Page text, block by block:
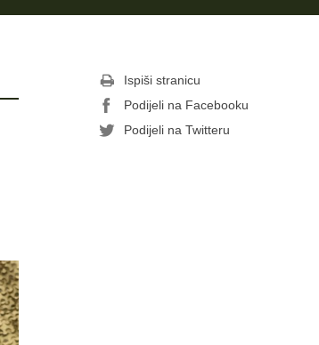
Ispiši stranicu
Podijeli na Facebooku
Podijeli na Twitteru